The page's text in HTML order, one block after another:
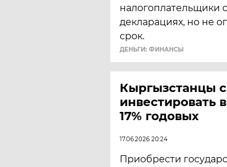
налогоплательщики
декларациях, но не
срок.
ДЕНЬГИ: ФИНАНСЫ
Кыргызстанцы
инвестировать
17% годовых
17.06.2026 20:24
Приобрести